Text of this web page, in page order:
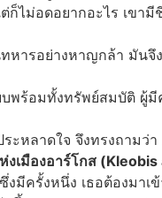
ก็ไม่อดอยากอะไร เข
ารอย่างหาญกล้า มันจึ
บพร้อมทั้งทรัพย์สมบัติ
ะหลาดใจ จึงทรงถาม
งเมืองอาร์โกส
ครั้งหนึ่ง เธอต้องมา